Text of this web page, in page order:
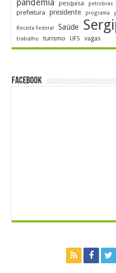
pandemia pesquisa petrobras
prefeitura presidente programa
Receita Federal Saúde
trabalho
turismo UFS vagas
FACEBOOK